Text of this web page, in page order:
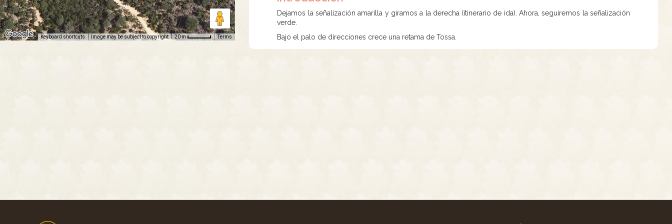
Keyboard shortcuts Image may be subject to copyright 20 m Terms
Dejamos la señalización amarilla y giramos a la derecha (itinerario de ida). Ahora, seguiremos la señalización
verde.
Bajo el palo de direcciones crece una retama de Tossa.